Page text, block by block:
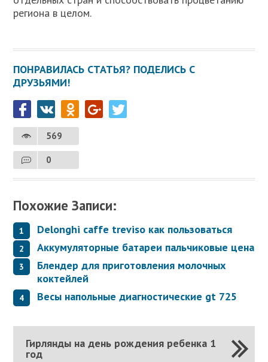
региона в целом.
ПОНРАВИЛАСЬ СТАТЬЯ? ПОДЕЛИСЬ С
ДРУЗЬЯМИ!
569
0
Похожие Записи:
Delonghi caffe treviso как пользоваться
Аккумуляторные батареи пальчиковые цена
Блендер для приготовления молочных
коктейлей
Весы напольные диагностические gt 725
Гирлянды на день рождения ребенка 1
год